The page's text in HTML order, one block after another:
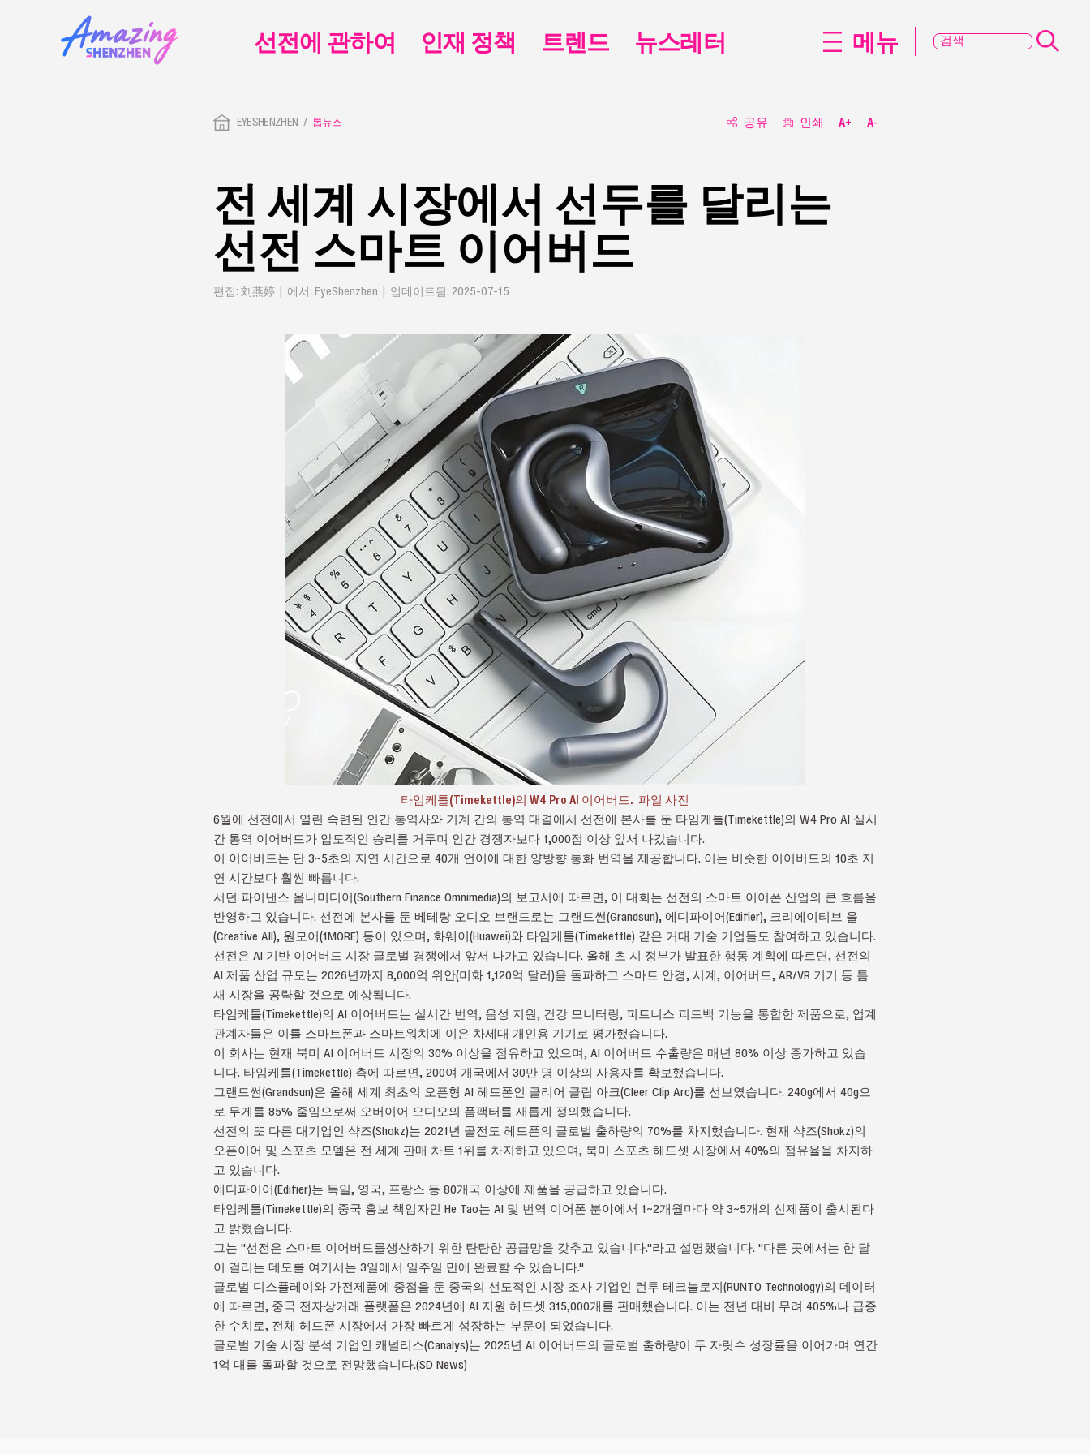
EYESHENZHEN 톱뉴스 공유 인쇄 A+ A-
전 세계 시장에서 선두를 달리는
선전 스마트 이어버드
편집: 刘燕婷 | 에서: EyeShenzhen | 업데이트됨: 2025-07-15
타임케틀(Timekettle)의 W4 Pro AI 이어버드. 파일 사진
6월에 선전에서 열린 숙련된 인간 통역사와 기계 간의 통역 대결에서 선전에 본사를 둔 타임케틀(Timekettle)의 W4 Pro AI 실시
간 통역 이어버드가 압도적인 승리를 거두며 인간 경쟁자보다 1,000점 이상 앞서 나갔습니다.
이 이어버드는 단 3~5초의 지연 시간으로 40개 언어에 대한 양방향 통화 번역을 제공합니다. 이는 비슷한 이어버드의 10초 지
연 시간보다 훨씬 빠릅니다.
서던 파이낸스 옴니미디어(Southern Finance Omnimedia)의 보고서에 따르면, 이 대회는 선전의 스마트 이어폰 산업의 큰 흐름을
반영하고 있습니다. 선전에 본사를 둔 베테랑 오디오 브랜드로는 그랜드썬(Grandsun), 에디파이어(Edifier), 크리에이티브 올
(Creative All), 원모어(1MORE) 등이 있으며, 화웨이(Huawei)와 타임케틀(Timekettle) 같은 거대 기술 기업들도 참여하고 있습니다.
선전은 AI 기반 이어버드 시장 글로벌 경쟁에서 앞서 나가고 있습니다. 올해 초 시 정부가 발표한 행동 계획에 따르면, 선전의
AI 제품 산업 규모는 2026년까지 8,000억 위안(미화 1,120억 달러)을 돌파하고 스마트 안경, 시계, 이어버드, AR/VR 기기 등 틈
새 시장을 공략할 것으로 예상됩니다.
타임케틀(Timekettle)의 AI 이어버드는 실시간 번역, 음성 지원, 건강 모니터링, 피트니스 피드백 기능을 통합한 제품으로, 업계
관계자들은 이를 스마트폰과 스마트워치에 이은 차세대 개인용 기기로 평가했습니다.
이 회사는 현재 북미 AI 이어버드 시장의 30% 이상을 점유하고 있으며, AI 이어버드 수출량은 매년 80% 이상 증가하고 있습
니다. 타임케틀(Timekettle) 측에 따르면, 200여 개국에서 30만 명 이상의 사용자를 확보했습니다.
그랜드썬(Grandsun)은 올해 세계 최초의 오픈형 AI 헤드폰인 클리어 클립 아크(Cleer Clip Arc)를 선보였습니다. 240g에서 40g으
로 무게를 85% 줄임으로써 오버이어 오디오의 폼팩터를 새롭게 정의했습니다.
선전의 또 다른 대기업인 샥즈(Shokz)는 2021년 골전도 헤드폰의 글로벌 출하량의 70%를 차지했습니다. 현재 샥즈(Shokz)의
오픈이어 및 스포츠 모델은 전 세계 판매 차트 1위를 차지하고 있으며, 북미 스포츠 헤드셋 시장에서 40%의 점유율을 차지하
고 있습니다.
에디파이어(Edifier)는 독일, 영국, 프랑스 등 80개국 이상에 제품을 공급하고 있습니다.
타임케틀(Timekettle)의 중국 홍보 책임자인 He Tao는 AI 및 번역 이어폰 분야에서 1~2개월마다 약 3~5개의 신제품이 출시된다
고 밝혔습니다.
그는 "선전은 스마트 이어버드를생산하기 위한 탄탄한 공급망을 갖추고 있습니다."라고 설명했습니다. "다른 곳에서는 한 달
이 걸리는 데모를 여기서는 3일에서 일주일 만에 완료할 수 있습니다."
글로벌 디스플레이와 가전제품에 중점을 둔 중국의 선도적인 시장 조사 기업인 런투 테크놀로지(RUNTO Technology)의 데이터
에 따르면, 중국 전자상거래 플랫폼은 2024년에 AI 지원 헤드셋 315,000개를 판매했습니다. 이는 전년 대비 무려 405%나 급증
한 수치로, 전체 헤드폰 시장에서 가장 빠르게 성장하는 부문이 되었습니다.
글로벌 기술 시장 분석 기업인 캐널리스(Canalys)는 2025년 AI 이어버드의 글로벌 출하량이 두 자릿수 성장률을 이어가며 연간
1억 대를 돌파할 것으로 전망했습니다.(SD News)
선전에 관하여 인재 정책 트렌드 뉴스레터 메뉴